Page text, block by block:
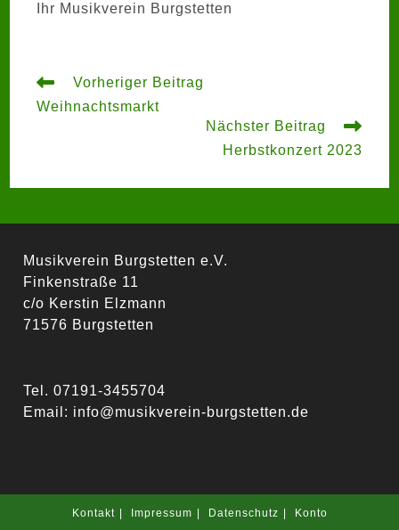
Ihr Musikverein Burgstetten
Weitere
Artikel
ansehen
Vorheriger Beitrag
Weihnachtsmarkt
Nächster Beitrag
Herbstkonzert 2023
Musikverein Burgstetten e.V.
Finkenstraße 11
c/o Kerstin Elzmann
71576 Burgstetten
Tel. 07191-3455704
Email: info@musikverein-burgstetten.de
Kontakt Impressum Datenschutz Konto